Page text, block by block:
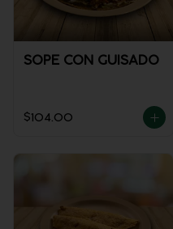
SOPE CON GUISADO
$104.00